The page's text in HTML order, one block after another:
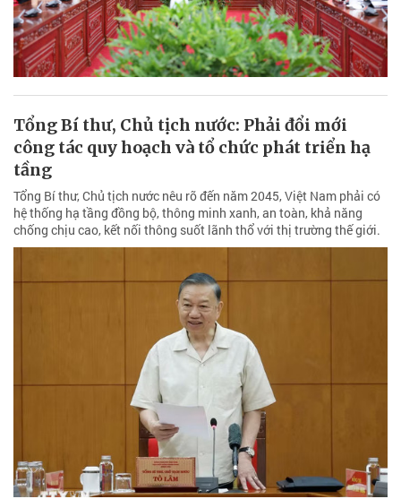
Tổng Bí thư, Chủ tịch nước: Phải đổi mới
công tác quy hoạch và tổ chức phát triển hạ
tầng
Tổng Bí thư, Chủ tịch nước nêu rõ đến năm 2045, Việt Nam phải có
hệ thống hạ tầng đồng bộ, thông minh xanh, an toàn, khả năng
chống chịu cao, kết nối thông suốt lãnh thổ với thị trường thế giới.